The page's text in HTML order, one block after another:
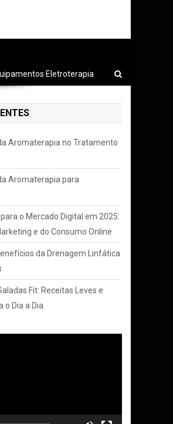
Eletroterapia
Aromaterapia no Tratamento
Aromaterapia para
o Mercado Digital em 2025:
e do Consumo Online
da Drenagem Linfática
Fit: Receitas Leves e
o Dia a Dia